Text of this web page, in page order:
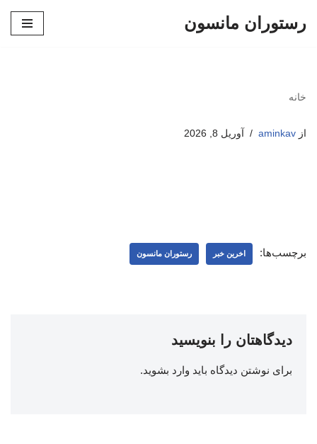
رستوران مانسون
خانه
از aminkav آوریل 8, 2026
برچسب‌ها: اخرین خبر رستوران مانسون
دیدگاهتان را بنویسید
برای نوشتن دیدگاه باید وارد بشوید.